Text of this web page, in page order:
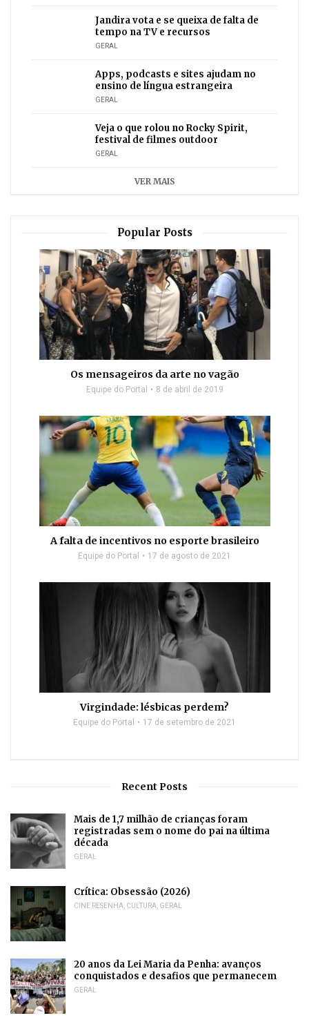
Jandira vota e se queixa de falta de
tempo na TV e recursos
GERAL
Apps, podcasts e sites ajudam no
ensino de língua estrangeira
GERAL
Veja o que rolou no Rocky Spirit,
festival de filmes outdoor
GERAL
VER MAIS
Popular Posts
Os mensageiros da arte no vagão
Equipe do Portal 8 de abril de 2019
A falta de incentivos no esporte brasileiro
Equipe do Portal 17 de agosto de 2021
Virgindade: lésbicas perdem?
Equipe do Portal 17 de setembro de 2021
Recent Posts
Mais de 1,7 milhão de crianças foram
registradas sem o nome do pai na última
década
GERAL
Crítica: Obsessão (2026)
CINE RESENHA, CULTURA, GERAL
20 anos da Lei Maria da Penha: avanços
conquistados e desafios que permanecem
GERAL